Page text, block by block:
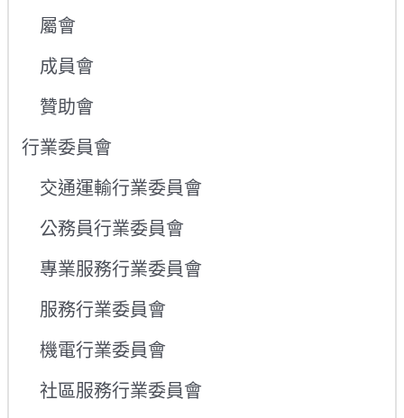
屬會
成員會
贊助會
行業委員會
交通運輸行業委員會
公務員行業委員會
專業服務行業委員會
服務行業委員會
機電行業委員會
社區服務行業委員會